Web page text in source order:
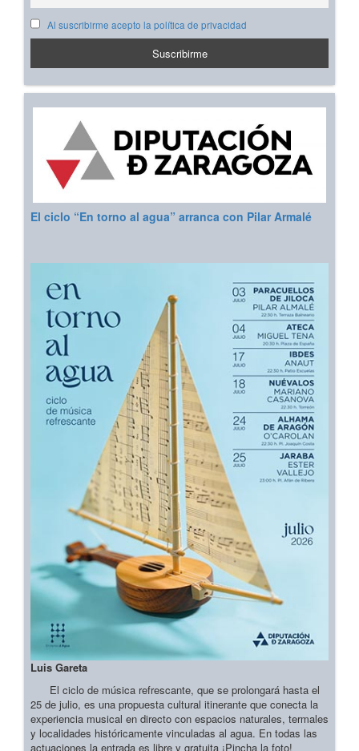
Al suscribirme acepto la política de privacidad
El ciclo “En torno al agua” arranca con Pilar Armalé
Luis Gareta
El ciclo de música refrescante, que se prolongará hasta el
25 de julio, es una propuesta cultural itinerante que conecta la
experiencia musical en directo con espacios naturales, termales
y localidades históricamente vinculadas al agua. En todas las
actuaciones la entrada es libre y gratuita ¡Pincha la foto!